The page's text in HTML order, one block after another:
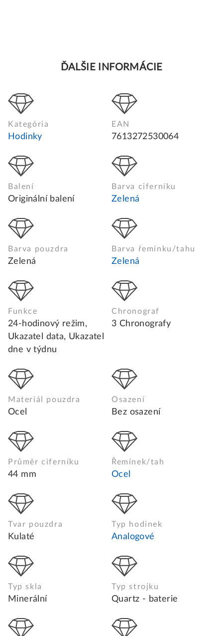
ĎALŠIE INFORMÁCIE
Kategória
Hodinky
EAN
7613272530064
Balení
Originální balení
Barva ciferníku
Zelená
Barva pouzdra
Zelená
Barva řemínku/tahu
Zelená
Funkce
24-hodinový režim,
Ukazatel data, Ukazatel
dne v týdnu
Chronograf
3 Chronografy
Materiál pouzdra
Ocel
Osazení
Bez osazení
Průměr ciferníku
44 mm
Řemínek/tah
Ocel
Tvar pouzdra
Kulaté
Typ hodinek
Analogové
Typ skla
Minerální
Typ strojku
Quartz - baterie